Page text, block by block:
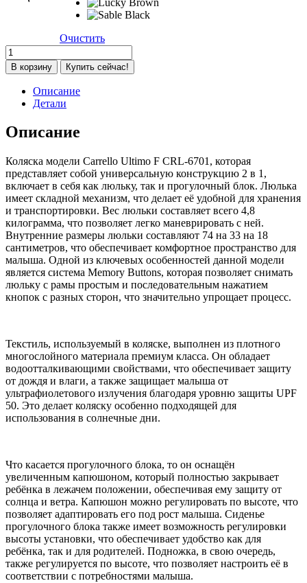
400 ₽
Очистить
Количество
товара
Коляска
Carrello
Ultimo
CRL-
6701
в
1
Canyon
Grey
В корзину Купить сейчас!
Описание
Детали
Описание
Коляска модели Carrello Ultimo F CRL-6701, которая
представляет собой универсальную конструкцию 2 в 1,
включает в себя как люльку, так и прогулочный блок. Люлька
имеет складной механизм, что делает её удобной для хранения
и транспортировки. Вес люльки составляет всего 4,8
килограмма, что позволяет легко маневрировать с ней.
Внутренние размеры люльки составляют 74 на 33 на 18
сантиметров, что обеспечивает комфортное пространство для
малыша. Одной из ключевых особенностей данной модели
является система Memory Buttons, которая позволяет снимать
люльку с рамы простым и последовательным нажатием
кнопок с разных сторон, что значительно упрощает процесс.
Текстиль, используемый в коляске, выполнен из плотного
многослойного материала премиум класса. Он обладает
водоотталкивающими свойствами, что обеспечивает защиту
от дождя и влаги, а также защищает малыша от
ультрафиолетового излучения благодаря уровню защиты UPF
50. Это делает коляску особенно подходящей для
использования в солнечные дни.
Что касается прогулочного блока, то он оснащён
увеличенным капюшоном, который полностью закрывает
ребёнка в лежачем положении, обеспечивая ему защиту от
солнца и ветра. Капюшон можно регулировать по высоте, что
позволяет адаптировать его под рост малыша. Сиденье
прогулочного блока также имеет возможность регулировки
высоты установки, что обеспечивает удобство как для
ребёнка, так и для родителей. Подножка, в свою очередь,
также регулируется по высоте, что позволяет настроить её в
соответствии с потребностями малыша.